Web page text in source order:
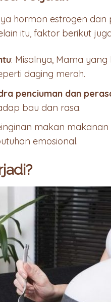
hormon estrogen dan
itu, faktor berikut
: Misalnya, Mama
daging merah.
penciuman dan
bau dan rasa.
makan
emosional.